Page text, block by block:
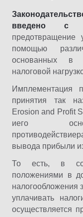
введено с
предотвращение
помощью
основанных в
налоговой
Имплементация
принятия так
Erosion and Profit
иего
вывода прибыли
То есть, в
положениями в
налогообложения
уплачивать
осуществляется